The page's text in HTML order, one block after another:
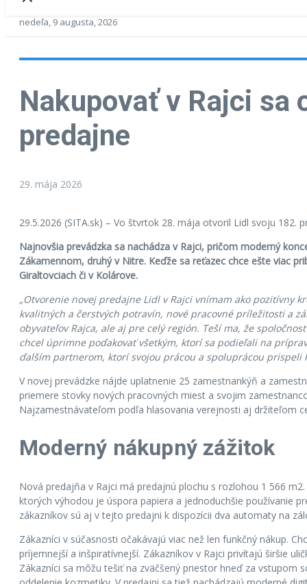
nedeľa, 9 augusta, 2026
Nakupovať v Rajci
predajne
29. mája 2026
29.5.2026 (SITA.sk) – Vo štvrtok 28. mája otvoril Lidl svoju 182.
Najnovšia prevádzka sa nachádza v Rajci, pričom moderný
Zákamennom, druhý v Nitre. Keďže sa reťazec chce ešte viac
Giraltovciach či v Kolárove.
„Otvorenie novej predajne Lidl v Rajci vnímam ako pozitívny
kvalitných a čerstvých potravín, nové pracovné príležitosti a
obyvateľov Rajca, ale aj pre celý región. Teší ma, že
chcel úprimne poďakovať všetkým, ktorí sa podieľali na
ďalším partnerom, ktorí svojou prácou a spoluprácou
V novej prevádzke nájde uplatnenie 25 zamestnankýň a
priemere stovky nových pracovných miest a svojim
Najzamestnávateľom podľa hlasovania verejnosti aj držiteľom
Moderný nákupný zážitok
Nová predajňa v Rajci má predajnú plochu s rozlohou 1 566
ktorých výhodou je úspora papiera a jednoduchšie používanie
zákazníkov sú aj v tejto predajni k dispozícii dva automaty na
Zákazníci v súčasnosti očakávajú viac než len funkčný nákup.
príjemnejší a inšpiratívnejší. Zákazníkov v Rajci privítajú širšie
Zákazníci sa môžu tešiť na zväčšený priestor hneď za vstupom